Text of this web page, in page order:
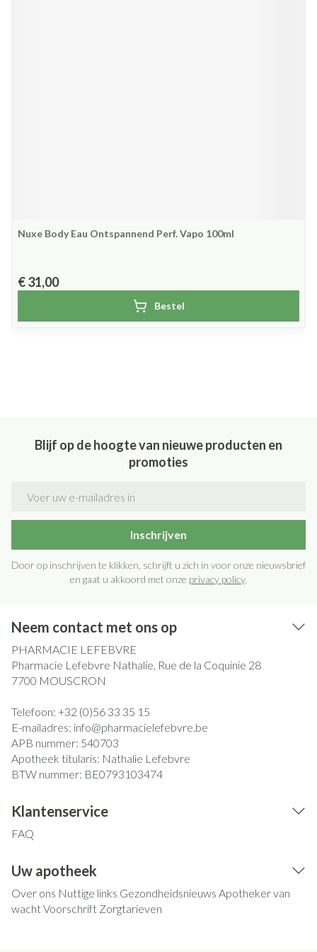
Nuxe Body Eau Ontspannend Perf. Vapo 100ml
€ 31,00
Bestel
Blijf op de hoogte van nieuwe producten en
promoties
Inschrijven
Door op inschrijven te klikken, schrijft u zich in voor onze nieuwsbrief
en gaat u akkoord met onze privacy policy.
Neem contact met ons op
PHARMACIE LEFEBVRE
Pharmacie Lefebvre Nathalie, Rue de la Coquinie 28
7700 MOUSCRON
Telefoon: +32 (0)56 33 35 15
E-mailadres: info@pharmacielefebvre.be
APB nummer: 540703
Apotheek titularis: Nathalie Lefebvre
BTW nummer: BE0793103474
Klantenservice
FAQ
Uw apotheek
Over ons Nuttige links Gezondheidsnieuws Apotheker van
wachtVoorschrift Zorgtarieven